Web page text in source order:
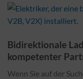
Bidirektionale
kompetenter
Wenn Sie auf der